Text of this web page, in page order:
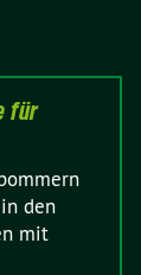
für
den
mit